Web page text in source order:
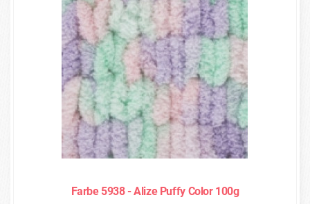
Farbe 5938 - Alize Puffy Color 100g